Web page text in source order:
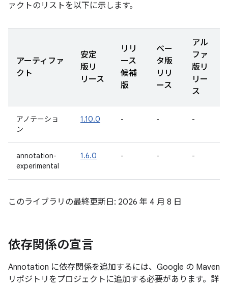
ァクトのリストを以下に示します。
アーティファ
クト
安定
版リ
リース
リリ
ース
候補
版
ベー
タ版
リリ
ース
アル
ファ
版リ
リー
ス
アノテーショ
ン
1.10.0 - - -
annotation-
experimental
1.6.0 - - -
このライブラリの最終更新日: 2026 年 4 月 8 日
依存関係の宣言
Annotation に依存関係を追加するには、Google の Maven
リポジトリをプロジェクトに追加する必要があります。詳